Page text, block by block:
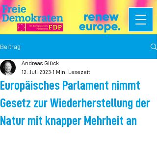
Beitrag
Europäisches Parlament nimmt
Gesetz zur Wiederherstellung der
Natur mit knapper Mehrheit an
Andreas Glück
12. Juli 2023 1 Min. Lesezeit